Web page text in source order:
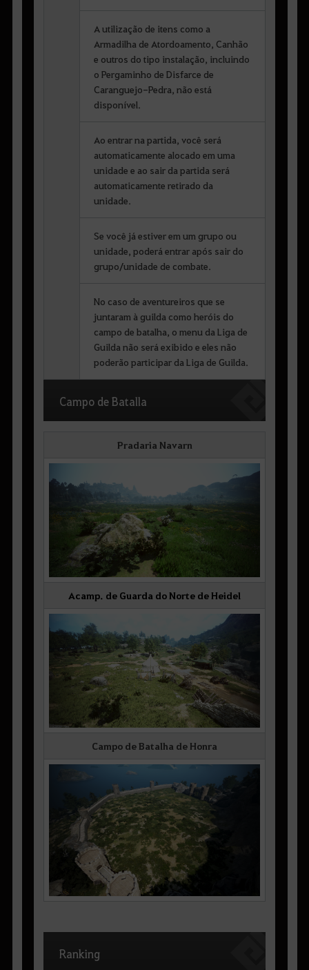
A utilização de itens como a
Armadilha de Atordoamento, Canhão
e outros do tipo instalação, incluindo
o Pergaminho de Disfarce de
Caranguejo-Pedra, não está
disponível.
Ao entrar na partida, você será
automaticamente alocado em uma
unidade e ao sair da partida será
automaticamente retirado da
unidade.
Se você já estiver em um grupo ou
unidade, poderá entrar após sair do
grupo/unidade de combate.
No caso de aventureiros que se
juntaram à guilda como heróis do
campo de batalha, o menu da Liga de
Guilda não será exibido e eles não
poderão participar da Liga de Guilda.
Campo de Batalla
Pradaria Navarn
Acamp. de Guarda do Norte de Heidel
Campo de Batalha de Honra
Ranking